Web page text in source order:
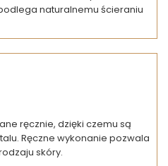
naturalnemu ścieraniu
ręcznie, dzięki czemu są
Ręczne wykonanie pozwala
skóry.